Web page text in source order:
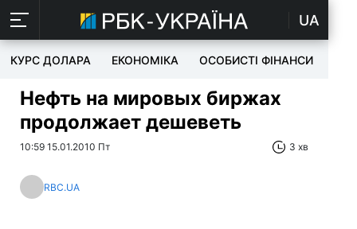
UA
КУРС ДОЛАРА ЕКОНОМІКА ОСОБИСТІ ФІНАНСИ
Нефть на мировых биржах
продолжает дешеветь
10:59 15.01.2010 Пт 3 хв
RBC.UA